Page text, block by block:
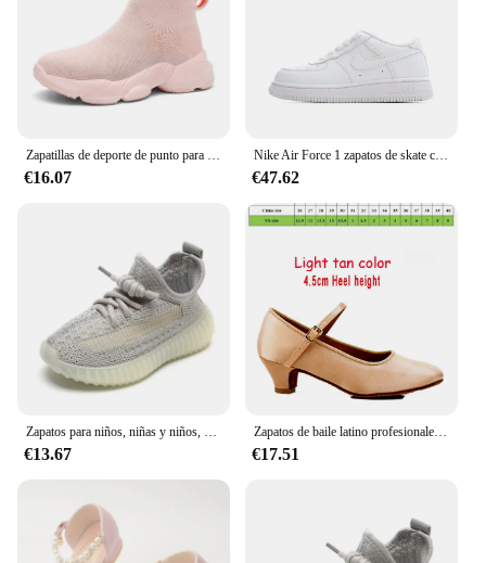
these shoes will complement their attire beautifully.
The ease of maintenance ensures that they remain
looking new, even after countless hours of wear.
With these shoes, your child will be prepared for
any adventure that comes their way.
Zapatillas de deporte de punto para niños y niñas, Zapatos altos de diseñador de lujo, cómodos, informales, para correr, Tenis
€16.07
Nike Air Force 1 zapatos de skate cómodos para niños y niñas zapatillas bajas Af1 para niños AF 1
€47.62
Zapatos para niños, niñas y niños, zapatillas de deporte transpirables de malla para bebés, zapatillas de deporte tejidas con mosca para niños, zapatos deportivos informales antideslizantes de fondo suave
€13.67
Zapatos de baile latino profesionales de satén para niños, zapatos modernos para niñas, zapatos de baile de tacón bajo con punta cerrada, zapatos de vals, Tango y Salsa
€17.51